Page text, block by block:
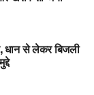
केंद्रों का
धान से लेकर बिजली